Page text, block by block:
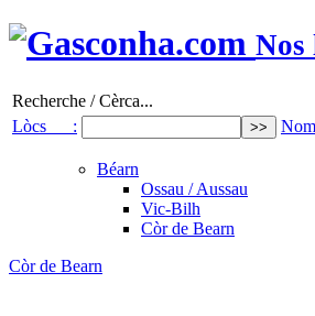
Nos
Recherche / Cèrca...
Lòcs :
Béarn
Ossau / Aussau
Vic-Bilh
Còr de Bearn
Còr de Bearn